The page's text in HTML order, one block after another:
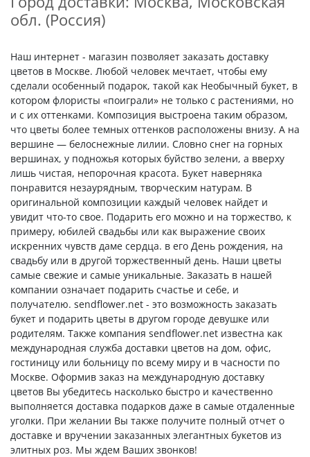
обл. (Россия)
Наш интернет - магазин позволяет заказать доставку
цветов в Москве. Любой человек мечтает, чтобы ему
сделали особенный подарок, такой как Необычный букет, в
котором флористы «поиграли» не только с растениями, но
и с их оттенками. Композиция выстроена таким образом,
что цветы более темных оттенков расположены внизу. А на
вершине — белоснежные лилии. Словно снег на горных
вершинах, у подножья которых буйство зелени, а вверху
лишь чистая, непорочная красота. Букет наверняка
понравится незаурядным, творческим натурам. В
оригинальной композиции каждый человек найдет и
увидит что-то свое. Подарить его можно и на торжество, к
примеру, юбилей свадьбы или как выражение своих
искренних чувств даме сердца. в его День рождения, на
свадьбу или в другой торжественный день. Наши цветы
самые свежие и самые уникальные. Заказать в нашей
компании означает подарить счастье и себе, и
получателю. sendflower.net - это возможность заказать
букет и подарить цветы в другом городе девушке или
родителям. Также компания sendflower.net известна как
международная служба доставки цветов на дом, офис,
гостиницу или больницу по всему миру и в часности по
Москве. Оформив заказ на международную доставку
цветов Вы убедитесь насколько быстро и качественно
выполняется доставка подарков даже в самые отдаленные
уголки. При желании Вы также получите полный отчет о
доставке и вручении заказанных элегантных букетов из
элитных роз. Мы ждем Ваших звонков!